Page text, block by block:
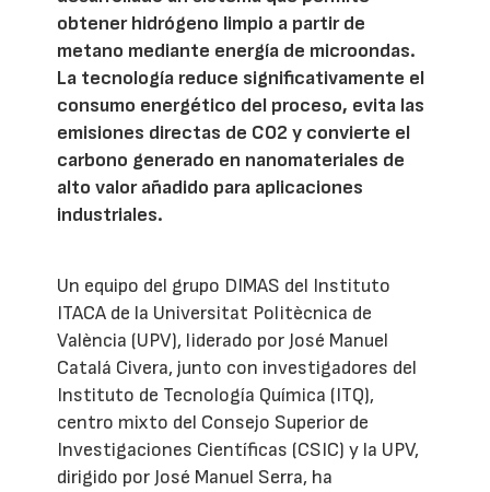
obtener hidrógeno limpio a partir de
metano mediante energía de microondas.
La tecnología reduce significativamente el
consumo energético del proceso, evita las
emisiones directas de CO2 y convierte el
carbono generado en nanomateriales de
alto valor añadido para aplicaciones
industriales.
Un equipo del grupo DIMAS del Instituto
ITACA de la Universitat Politècnica de
València (UPV), liderado por José Manuel
Catalá Civera, junto con investigadores del
Instituto de Tecnología Química (ITQ),
centro mixto del Consejo Superior de
Investigaciones Científicas (CSIC) y la UPV,
dirigido por José Manuel Serra, ha